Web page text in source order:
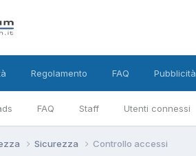
FAQ Staff Utenti connessi
Regolamento FAQ Pubblicità
Sicurezza Controllo accessi